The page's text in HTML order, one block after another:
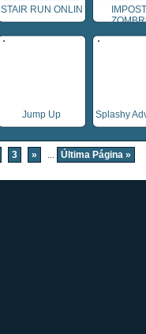
STAIR RUN ONLIN
...
Jump Up Splashy
3 » ... Última Página »